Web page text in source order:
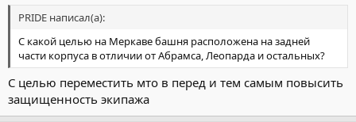
PRIDE написал(а):
С какой целью на Меркаве башня расположена на задней
части корпуса в отличии от Абрамса, Леопарда и остальных?
С целью переместить мто в перед и тем самым повысить
защищенность экипажа